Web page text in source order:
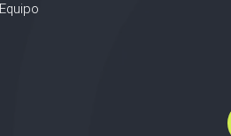
Equipo